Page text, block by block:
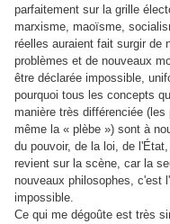
parfaitement sur la grille
marxisme, maoïsme,
réelles auraient fait surgir de
problèmes et de nouveaux
être déclarée impossible,
pourquoi tous les concepts
manière très différenciée
même la « plèbe ») sont à
du pouvoir, de la loi, de
revient sur la scène, car la
nouveaux philosophes, c'est
impossible.
Ce qui me dégoûte est très